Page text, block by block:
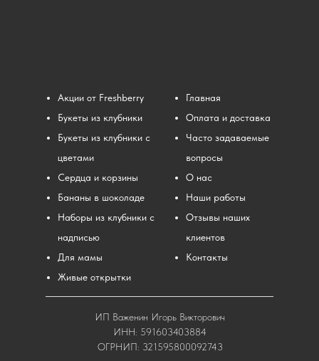
Акции от Freshberry
Букеты из клубники
Букеты из клубники с
цветами
Сердца и корзины
Бананы в шоколаде
Наборы из клубники с
надписью
Для мамы
Живые открытки
Главная
Оплата и доставка
Часто задаваемые
вопросы
О нас
Наши работы
Отзывы наших
клиентов
Контакты
ИП Важенин Игорь Викторович
ИНН: 591603403884
ОГРНИП: 321595800092743